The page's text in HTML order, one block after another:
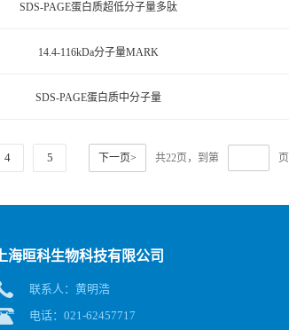
SDS-PAGE蛋白质超低分子量多肽
14.4-116kDa分子量MARK
SDS-PAGE蛋白质中分子量
4 5 下一页> 共22页，到第 页
上海晅科生物科技有限公司
联系人：黄明浩
电话：021-62457717